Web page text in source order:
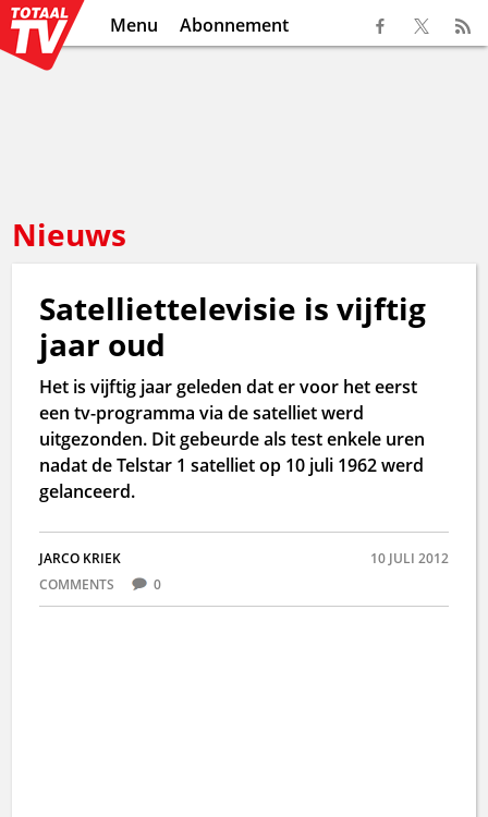
Menu Abonnement
Nieuws
Satelliettelevisie is vijftig
jaar oud
Het is vijftig jaar geleden dat er voor het eerst
een tv-programma via de satelliet werd
uitgezonden. Dit gebeurde als test enkele uren
nadat de Telstar 1 satelliet op 10 juli 1962 werd
gelanceerd.
JARCO KRIEK
10 JULI 2012
COMMENTS
0